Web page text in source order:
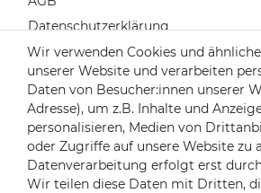
Datenschutzerklärung
Widerrufsrecht
Impressum
Kontakt
Über uns
Mein Konto
Login
Wir verwenden Cookies und
unserer Website und verarbeiten
Daten von Besucher:innen unserer
Adresse), um z.B. Inhalte und
personalisieren, Medien von
oder Zugriffe auf unsere Website zu
Datenverarbeitung erfolgt erst
Wir teilen diese Daten mit Dritten,